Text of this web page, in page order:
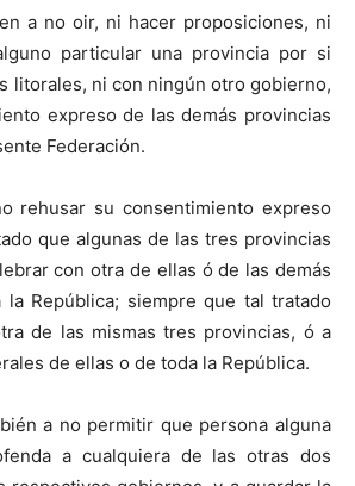
a no oir, ni hacer proposiciones, ni
particular una provincia por si
litorales, ni con ningún otro gobierno,
expreso de las demás provincias
Federación.
rehusar su consentimiento expreso
que algunas de las tres provincias
con otra de ellas ó de las demás
República; siempre que tal tratado
de las mismas tres provincias, ó a
de ellas o de toda la República.
a no permitir que persona alguna
a cualquiera de las otras dos